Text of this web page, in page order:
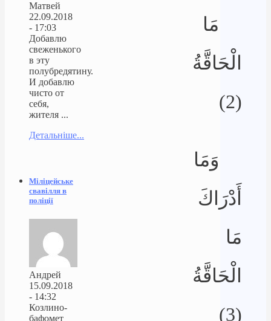
مَا
الْحَاقَّةُ
(2)
وَمَا
أَدْرَاكَ
مَا
الْحَاقَّةُ
(3)
Матвей
22.09.2018
- 17:03
Добавлю
свеженького
в эту
полубредятину.
И добавлю
чисто от
себя,
жителя ...
Детальніше...
Міліцейське
свавілля в
поліції
Андрей
15.09.2018
- 14:32
Козлино-
бафомет